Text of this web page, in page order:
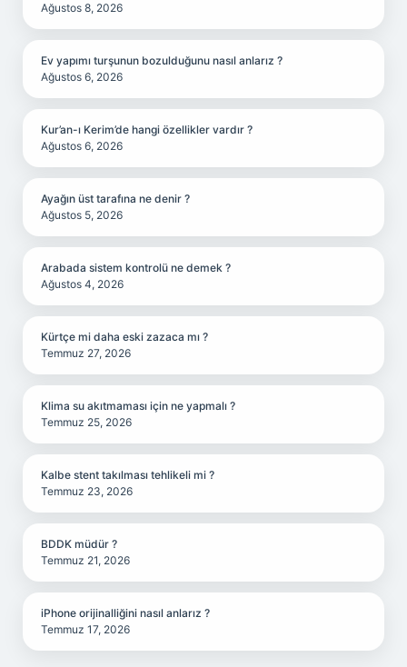
Ağustos 8, 2026
Ev yapımı turşunun bozulduğunu nasıl anlarız ?
Ağustos 6, 2026
Kur’an-ı Kerim’de hangi özellikler vardır ?
Ağustos 6, 2026
Ayağın üst tarafına ne denir ?
Ağustos 5, 2026
Arabada sistem kontrolü ne demek ?
Ağustos 4, 2026
Kürtçe mi daha eski zazaca mı ?
Temmuz 27, 2026
Klima su akıtmaması için ne yapmalı ?
Temmuz 25, 2026
Kalbe stent takılması tehlikeli mi ?
Temmuz 23, 2026
BDDK müdür ?
Temmuz 21, 2026
iPhone orijinalliğini nasıl anlarız ?
Temmuz 17, 2026